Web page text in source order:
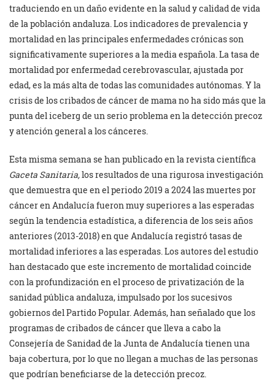
traduciendo en un daño evidente en la salud y calidad de vida
de la población andaluza. Los indicadores de prevalencia y
mortalidad en las principales enfermedades crónicas son
significativamente superiores a la media española. La tasa de
mortalidad por enfermedad cerebrovascular, ajustada por
edad, es la más alta de todas las comunidades autónomas. Y la
crisis de los cribados de cáncer de mama no ha sido más que la
punta del iceberg de un serio problema en la detección precoz
y atención general a los cánceres.
Esta misma semana se han publicado en la revista científica
Gaceta Sanitaria,los resultados de una rigurosa investigación
que demuestra que en el periodo 2019 a 2024 las muertes por
cáncer en Andalucía fueron muy superiores a las esperadas
según la tendencia estadística, a diferencia de los seis años
anteriores (2013-2018) en que Andalucía registró tasas de
mortalidad inferiores a las esperadas. Los autores del estudio
han destacado que este incremento de mortalidad coincide
con la profundización en el proceso de privatización de la
sanidad pública andaluza, impulsado por los sucesivos
gobiernos del Partido Popular. Además, han señalado que los
programas de cribados de cáncer que lleva a cabo la
Consejería de Sanidad de la Junta de Andalucía tienen una
baja cobertura, por lo que no llegan a muchas de las personas
que podrían beneficiarse de la detección precoz.